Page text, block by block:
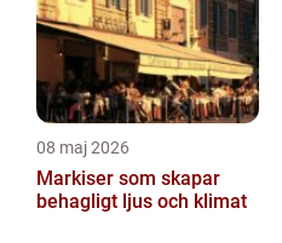
08 maj 2026
Markiser som skapar
behagligt ljus och klimat